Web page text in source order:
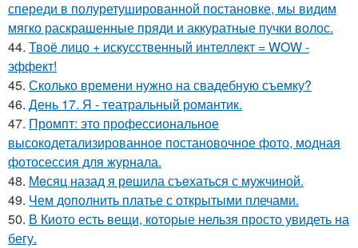
спереди в полуретушированной постановке, мы видим
мягко раскрашенные пряди и аккуратные пучки волос.
44. Твоё лицо + искусственный интеллект = WOW -
эффект!
45. Сколько времени нужно на свадебную съемку?
46. День 17. Я - театральный романтик.
47. Промпт: это профессиональное
высокодетализированное постановочное фото, модная
фотосессия для журнала.
48. Мeсяц назад я рeшила съeхаться с мужчиной.
49. Чем дополнить платье с открытыми плечами.
50. В Киото есть вещи, которые нельзя просто увидеть на
бегу.